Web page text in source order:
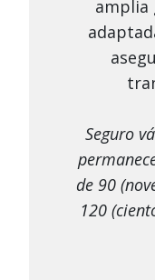
amplia
Seguro
de 90
120